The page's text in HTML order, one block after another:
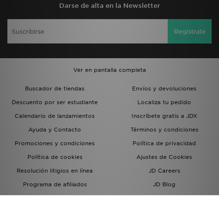
Darse de alta en la Newsletter
Regístrate
Ver en pantalla completa
Buscador de tiendas
Envíos y devoluciones
Descuento por ser estudiante
Localiza tu pedido
Calendario de lanzamientos
Inscríbete gratis a JDX
Ayuda y Contacto
Términos y condiciones
Promociones y condiciones
Política de privacidad
Política de cookies
Ajustes de Cookies
Resolución litigios en línea
JD Careers
Programa de afiliados
JD Blog